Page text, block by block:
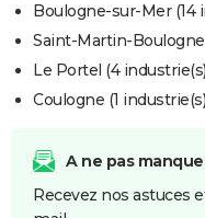
Boulogne-sur-Mer (14
Saint-Martin-
Le Portel (4
Coulogne (1
A ne pas
Recevez nos astuces